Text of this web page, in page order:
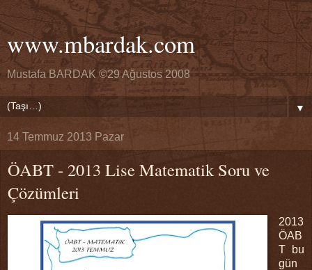
www.mbardak.com
Mustafa BARDAK ©29 Ağustos 2008
▼
14 Temmuz 2013 Pazar
ÖABT - 2013 Lise Matematik Soru ve
Çözümleri
2013
ÖAB
T bu
gün